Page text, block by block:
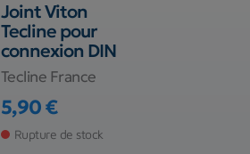
Joint Viton
Tecline pour
connexion DIN
Tecline France
Prix
5,90 €
Rupture de stock